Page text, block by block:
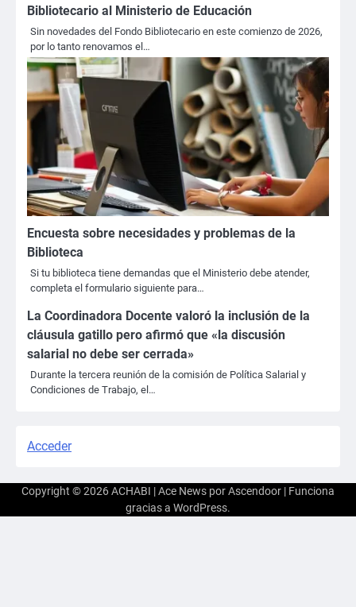
Bibliotecario al Ministerio de Educación
Sin novedades del Fondo Bibliotecario en este comienzo de 2026,
por lo tanto renovamos el…
Encuesta sobre necesidades y problemas de la
Biblioteca
Si tu biblioteca tiene demandas que el Ministerio debe atender,
completa el formulario siguiente para…
La Coordinadora Docente valoró la inclusión de la
cláusula gatillo pero afirmó que «la discusión
salarial no debe ser cerrada»
Durante la tercera reunión de la comisión de Política Salarial y
Condiciones de Trabajo, el…
Acceder
Copyright © 2026ACHABI | Ace News porAscendoor | Funciona
gracias a WordPress.